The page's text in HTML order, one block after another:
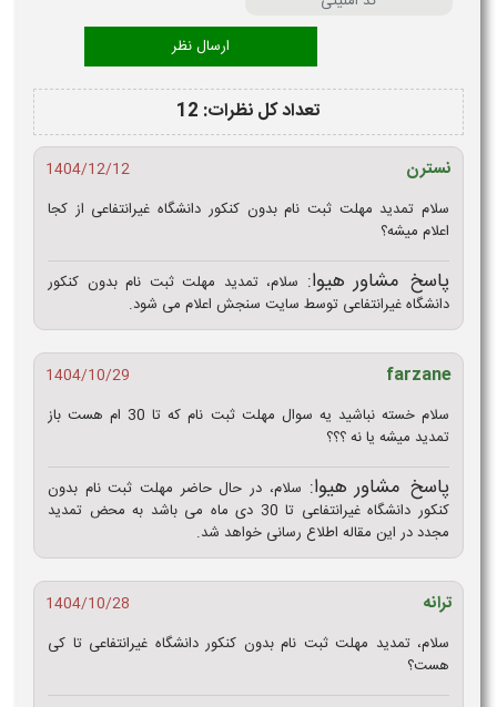
تعداد کل نظرات: 12
نسترن
1404/12/12
سلام تمدید مهلت ثبت نام بدون کنکور دانشگاه غیرانتفاعی از کجا
اعلام میشه؟
پاسخ مشاور هیوا: سلام، تمدید مهلت ثبت نام بدون کنکور
دانشگاه غیرانتفاعی توسط سایت سنجش اعلام می شود.
farzane
1404/10/29
سلام خسته نباشید یه سوال مهلت ثبت نام که تا 30 ام هست باز
تمدید میشه یا نه ؟؟؟
پاسخ مشاور هیوا: سلام، در حال حاضر مهلت ثبت نام بدون
کنکور دانشگاه غیرانتفاعی تا 30 دی ماه می باشد به محض تمدید
مجدد در این مقاله اطلاع رسانی خواهد شد.
ترانه
1404/10/28
سلام، تمدید مهلت ثبت نام بدون کنکور دانشگاه غیرانتفاعی تا کی
هست؟